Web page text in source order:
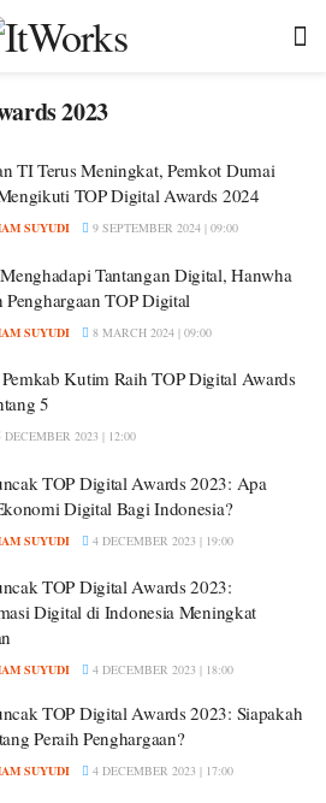
2023
TI Terus Meningkat, Pemkot Dumai
TOP Digital Awards 2024
SUYUDI 9 SEPTEMBER 2024 | 09:00
Tantangan Digital, Hanwha
Penghargaan TOP Digital
SUYUDI 8 MARCH 2024 | 09:00
Kutim Raih TOP Digital Awards
5
DECEMBER 2023 | 12:00
TOP Digital Awards 2023: Apa
Digital Bagi Indonesia?
SUYUDI 4 DECEMBER 2023 | 19:00
TOP Digital Awards 2023:
Digital di Indonesia Meningkat
SUYUDI 4 DECEMBER 2023 | 18:00
TOP Digital Awards 2023: Siapakah
Peraih Penghargaan?
SUYUDI 4 DECEMBER 2023 | 17:00